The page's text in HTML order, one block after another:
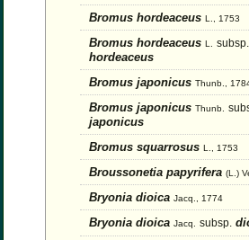
Bromus hordeaceus L., 1753
Bromus hordeaceus L. subsp.
hordeaceus
Bromus japonicus Thunb.,
Bromus japonicus Thunb.
japonicus
Bromus squarrosus L., 1753
Broussonetia papyrifera (L.)
Bryonia dioica Jacq., 1774
Bryonia dioica Jacq. subsp.